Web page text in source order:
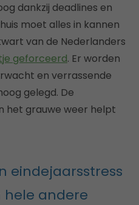
dankzij deadlines en
moet alles in kannen
van de Nederlanders
geforceerd. Er worden
en verrassende
gelegd. De
het grauwe weer helpt
eindejaarsstress
hele andere